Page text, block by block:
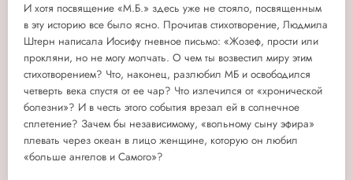
И хотя посвящение «М.Б.» здесь уже не стояло, посвященным
в эту историю все было ясно. Прочитав стихотворение, Людмила
Штерн написала Иосифу гневное письмо: «Жозеф, прости или
прокляни, но не могу молчать. О чем ты возвестил миру этим
стихотворением? Что, наконец, разлюбил МБ и освободился
четверть века спустя от ее чар? Что излечился от «хронической
болезни»? И в честь этого события врезал ей в солнечное
сплетение? Зачем бы независимому, «вольному сыну эфира»
плевать через океан в лицо женщине, которую он любил
«больше ангелов и Самого»?